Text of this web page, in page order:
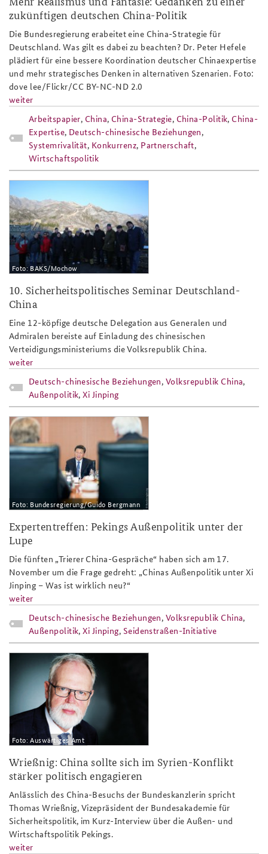
zukünftigen deutschen China-Politik
Die Bundesregierung erabeitet eine China-Strategie für
Deutschland. Was gilt es dabei zu beachten? Dr. Peter Hefele
plädiert für eine bessere Koordination deutscher Chinaexpertise
und mehr strategisches Denken in alternativen Szenarien. Foto:
dove lee/Flickr/CC BY-NC-ND 2.0
weiter
Arbeitspapier, China, China-Strategie, China-Politik, China-
Expertise, Deutsch-chinesische Beziehungen,
Systemrivalität, Konkurrenz, Partnerschaft,
Wirtschaftspolitik
1_-
_besuch_der_chinesichen_mauer_-
_teaserbild.jpg
Foto: BAKS/Mochow
10. Sicherheitspolitisches Seminar Deutschland-
China
Eine 12-köpfige deutsche Delegation aus Generalen und
Admiralen bereiste auf Einladung des chinesischen
Verteidigungsministeriums die Volksrepublik China.
weiter
Deutsch-chinesische Beziehungen, Volksrepublik China,
Außenpolitik,Xi Jinping
teaser_tcg_15_xi_jinping.jpg
Foto: Bundesregierung/Guido Bergmann
Expertentreffen: Pekings Außenpolitik unter der
Lupe
Die fünften „Trierer China-Gespräche“ haben sich am 17.
November um die Frage gedreht: „Chinas Außenpolitik unter Xi
Jinping – Was ist wirklich neu?“
weiter
Deutsch-chinesische Beziehungen, Volksrepublik China,
Außenpolitik,Xi Jinping, Seidenstraßen-Initiative
Foto: Auswärtiges Amt
Wrießnig: China sollte sich im Syrien-Konflikt
stärker politisch engagieren
Anlässlich des China-Besuchs der Bundeskanzlerin spricht
Thomas Wrießnig, Vizepräsident der Bundesakademie für
Sicherheitspolitik, im Kurz-Interview über die Außen- und
Wirtschaftspolitik Pekings.
weiter